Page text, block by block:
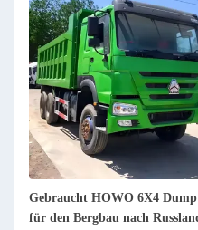
Gebraucht HOWO 6X4
für den Bergbau nach